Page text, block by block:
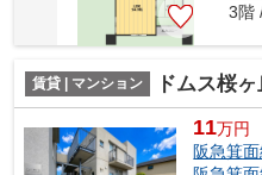
3階
賃貸 | マンション ドムス桜
11万円
阪急箕